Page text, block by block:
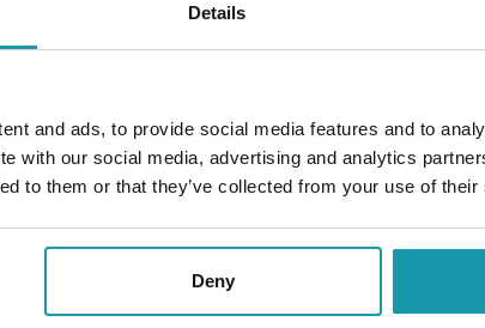
Details
and ads, to provide social media features and to
with our social media, advertising and analytics
to them or that they’ve collected from your use of
Deny